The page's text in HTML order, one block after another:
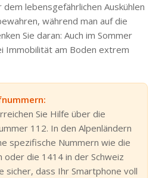
lebensgefährlichen Auskühlen
während man auf die
Sie daran: Auch im Sommer
Immobilität am Boden extrem
Sie Hilfe über die
112. In den Alpenländern
spezifische Nummern wie die
oder die 1414 in der Schweiz
sicher, dass Ihr Smartphone voll